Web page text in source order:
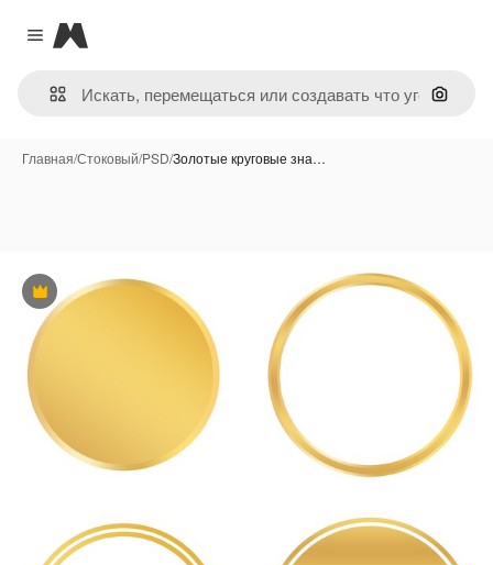
Close menu
Magnific
Поиск
Главная/Стоковый/PSD/Золотые круговые зна…
Премиум